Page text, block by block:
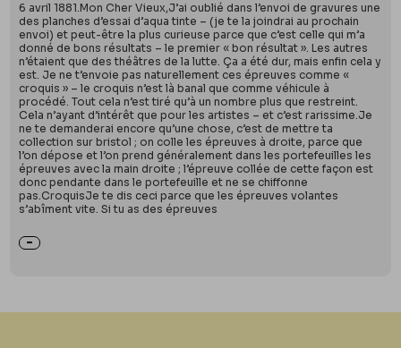
6 avril 1881.Mon Cher Vieux,J’ai oublié dans l’envoi de gravures une
des planches d’essai d’aqua tinte – (je te la joindrai au prochain
envoi) et peut-être la plus curieuse parce que c’est celle qui m’a
donné de bons résultats – le premier « bon résultat ». Les autres
n’étaient que des théâtres de la lutte. Ça a été dur, mais enfin cela y
est. Je ne t’envoie pas naturellement ces épreuves comme «
croquis » – le croquis n’est là banal que comme véhicule à
procédé. Tout cela n’est tiré qu’à un nombre plus que restreint.
Cela n’ayant d’intérêt que pour les artistes – et c’est rarissime.Je
ne te demanderai encore qu’une chose, c’est de mettre ta
collection sur bristol ; on colle les épreuves à droite, parce que
l’on dépose et l’on prend généralement dans les portefeuilles les
épreuves avec la main droite ; l’épreuve collée de cette façon est
donc pendante dans le portefeuille et ne se chiffonne
pas.CroquisJe te dis ceci parce que les épreuves volantes
s’abîment vite. Si tu as des épreuves